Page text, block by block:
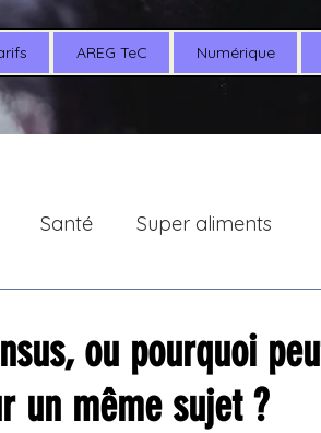
AREG TeC Numérique
Santé Super aliments
ou pourquoi
un même sujet ?